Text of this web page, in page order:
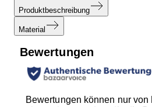
Produktbeschreibung
Material
Bewertungen
Bewertungen können nur von